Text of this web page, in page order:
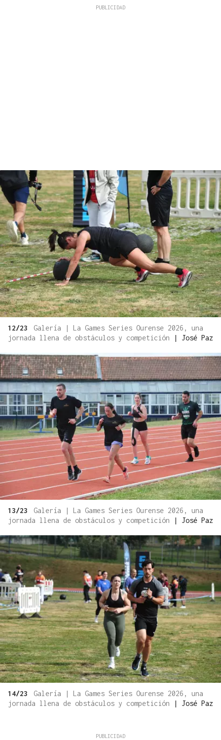
12/23
Galería | La Games Series Ourense 2026, una
jornada llena de obstáculos y competición
| José Paz
13/23
Galería | La Games Series Ourense 2026, una
jornada llena de obstáculos y competición
| José Paz
14/23
Galería | La Games Series Ourense 2026, una
jornada llena de obstáculos y competición
| José Paz